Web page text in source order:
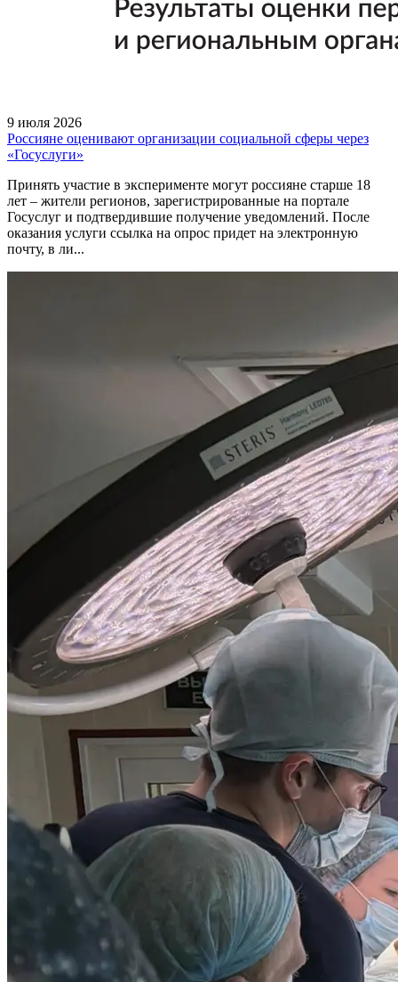
9 июля 2026
Россияне оценивают организации социальной сферы через
«Госуслуги»
Принять участие в эксперименте могут россияне старше 18
лет – жители регионов, зарегистрированные на портале
Госуслуг и подтвердившие получение уведомлений. После
оказания услуги ссылка на опрос придет на электронную
почту, в ли...